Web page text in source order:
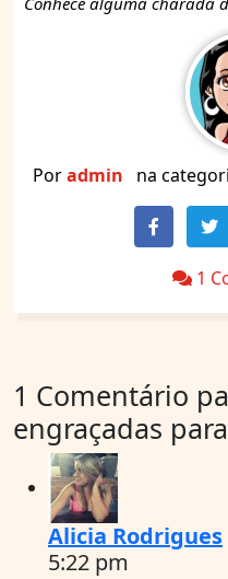
Poradmin na
1
1 Comentário
engraçadas
Alicia Rodrigues
5:22 pm